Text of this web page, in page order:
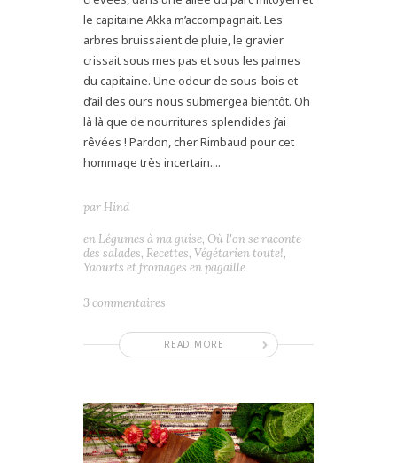
le capitaine Akka m’accompagnait. Les
arbres bruissaient de pluie, le gravier
crissait sous mes pas et sous les palmes
du capitaine. Une odeur de sous-bois et
d’ail des ours nous submergea bientôt. Oh
là là que de nourritures splendides j’ai
rêvées ! Pardon, cher Rimbaud pour cet
hommage très incertain....
READ MORE
par Hind
en Légumes à ma guise, Où l'on se raconte
des salades, Recettes, Végétarien toute!,
Yaourts et fromages en pagaille
3 commentaires